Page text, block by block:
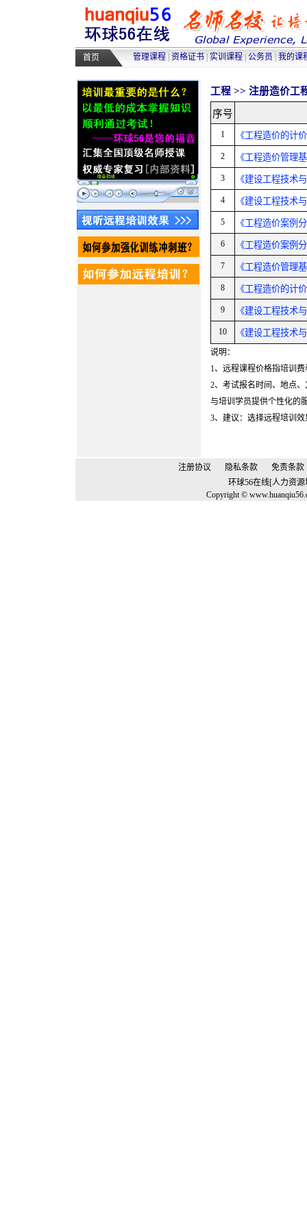
高级人力资源管理师培训 |高级物
采购师培训 |物流师培训 人力资
首页 管理课程 资格证书 实训课程 公务员 我的课
工程 >> 注册造价工
序号
1 《工程造价的计
2 《工程造价管理
3 《建设工程技术
4 《建设工程技术
5 《工程造价案例
6 《工程造价案例
7 《工程造价管理
8 《工程造价的计
9 《建设工程技术
10 《建设工程技术
说明：
1、远程课程价格指培训
2、考试报名时间、地点
与培训学员提供个性化的
3、建议：选择远程培训
注册协议 隐私条款
免责条款
环球56在线[人力资
Copyright ©